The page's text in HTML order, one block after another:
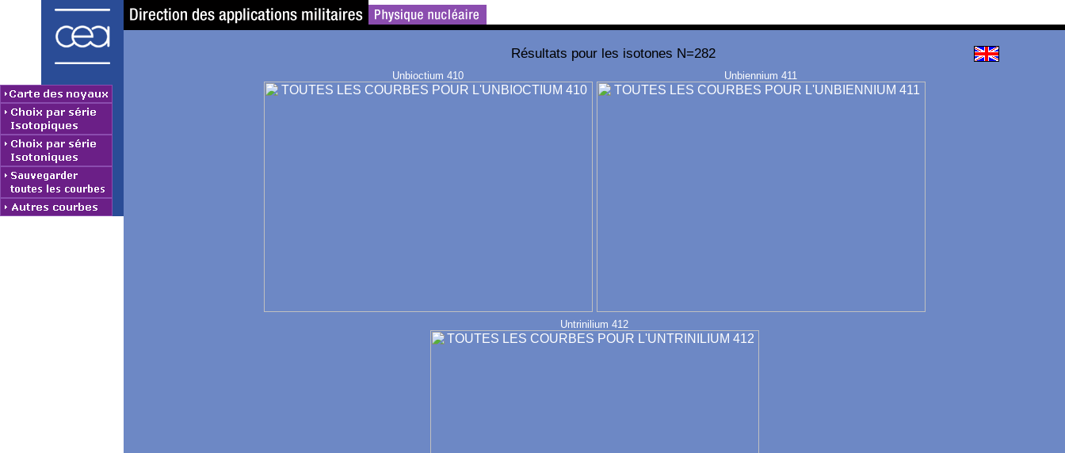
Résultats pour les isotones N=282
Unbioctium 410 Unbiennium 411
Untrinilium 412